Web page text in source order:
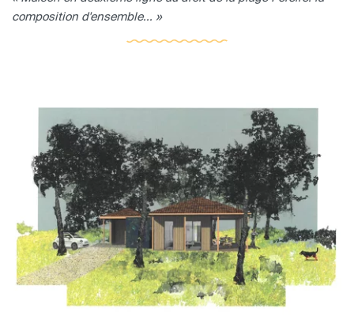
composition d'ensemble... »